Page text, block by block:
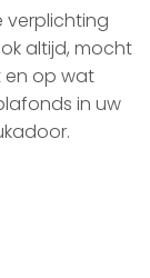
verplichting
altijd, mocht
en op wat
in uw